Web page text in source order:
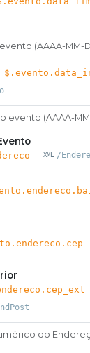
(AAAA-MM-
evento (AAAA-
/
do